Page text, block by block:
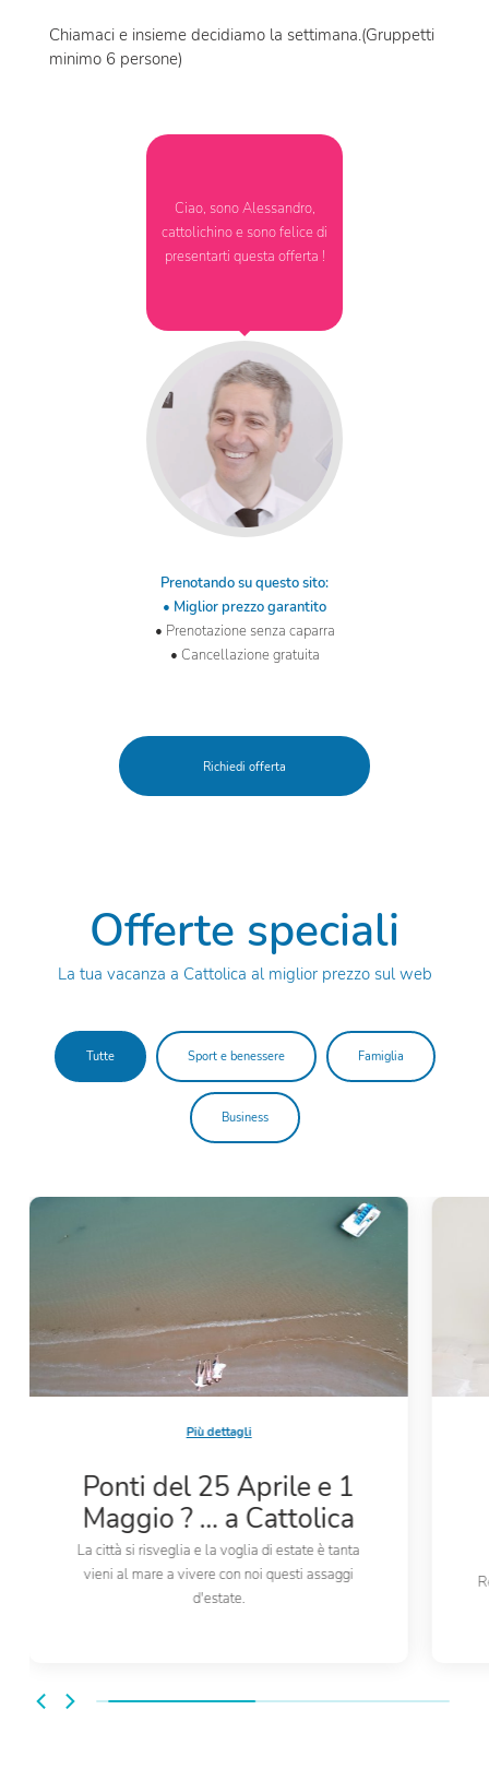
Chiamaci e insieme decidiamo la settimana.(Gruppetti
minimo 6 persone)
Ciao, sono Alessandro,
cattolichino e sono felice di
presentarti questa offerta !
Prenotando su questo sito:
• Miglior prezzo garantito
• Prenotazione senza caparra
• Cancellazione gratuita
Richiedi offerta
Offerte speciali
La tua vacanza a Cattolica al miglior prezzo sul web
Tutte Sport e benessere Famiglia
Business
Più dettagli
Ponti del 25 Aprile e 1
Maggio ? … a Cattolica
La città si risveglia e la voglia di estate è tanta
vieni al mare a vivere con noi questi assaggi
d'estate.